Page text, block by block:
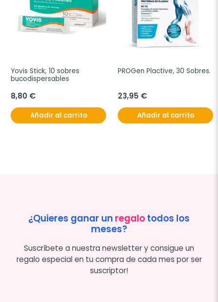
Yovis Stick, 10 sobres
bucodispersables
8,80 €
Añadir al carrito
PROGen Plactive, 30 Sobres.
23,95 €
Añadir al carrito
¿Quieres ganar un regalotodos los
meses?
Suscríbete a nuestra newsletter y consigue un
regalo especial en tu compra de cada mes por ser
suscriptor!